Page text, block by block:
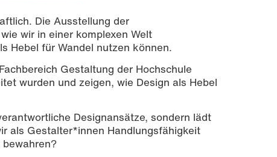
Die Ausstellung der
wir in einer komplexen Welt
Hebel für Wandel nutzen können.
Gestaltung der Hochschule
wurden und zeigen, wie Design als Hebel
Designansätze, sondern lädt
als Gestalter*innen Handlungsfähigkeit